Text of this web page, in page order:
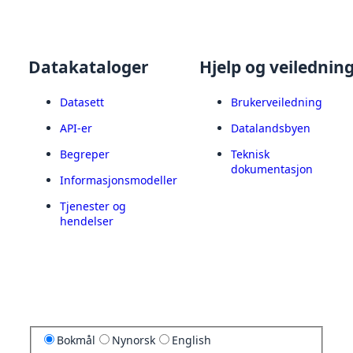
Datakataloger
Datasett
API-er
Begreper
Informasjonsmodeller
Tjenester og
hendelser
Hjelp og
Brukerveiledning
Datalandsbyen
Teknisk
dokumentasjon
Bokmål Nynorsk English